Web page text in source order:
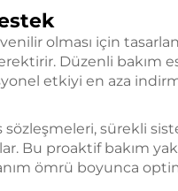
olması için
Düzenli bakım
etkiyi en aza
sözleşmeleri, sürekli
Bu proaktif bakım
ömrü boyunca